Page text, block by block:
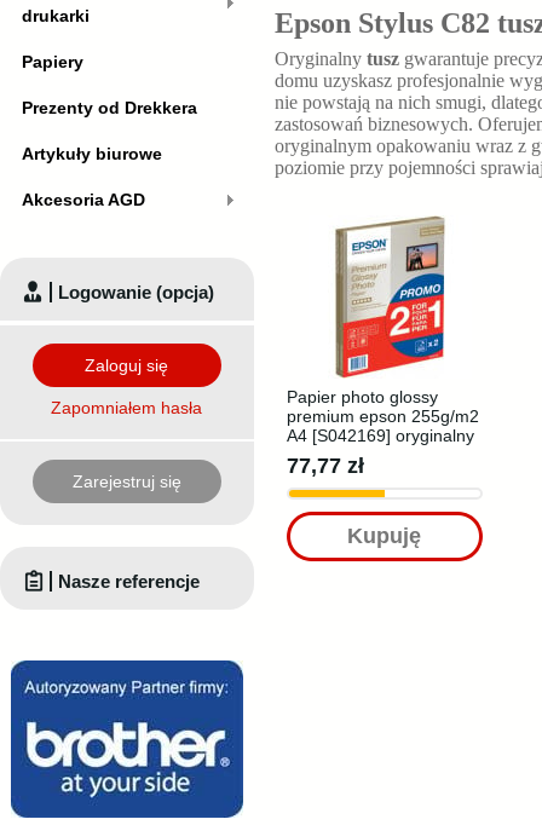
Epson Stylus C82
Oryginalny tusz gwarantuje
domu uzyskasz profesjonalnie
nie powstają na nich smugi,
zastosowań biznesowych.
oryginalnym opakowaniu wraz z
poziomie przy pojemności
Papier photo glossy
premium epson 255g/m2
A4 [S042169] oryginalny
77,77 zł
Kupuję
drukarki
Papiery
Prezenty od Drekkera
Artykuły biurowe
Akcesoria AGD
Logowanie (opcja)
Zaloguj się
Zapomniałem hasła
Zarejestruj się
Nasze referencje